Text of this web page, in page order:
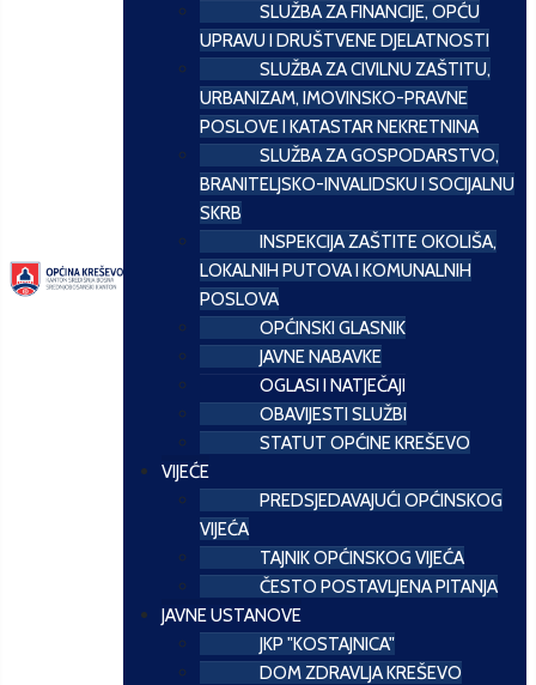
SLUŽBA ZA FINANCIJE, OPĆU
UPRAVU I DRUŠTVENE DJELATNOSTI
SLUŽBA ZA CIVILNU ZAŠTITU,
URBANIZAM, IMOVINSKO-PRAVNE
POSLOVE I KATASTAR NEKRETNINA
SLUŽBA ZA GOSPODARSTVO,
BRANITELJSKO-INVALIDSKU I SOCIJALNU
SKRB
INSPEKCIJA ZAŠTITE OKOLIŠA,
LOKALNIH PUTOVA I KOMUNALNIH
POSLOVA
OPĆINSKI GLASNIK
JAVNE NABAVKE
OGLASI I NATJEČAJI
OBAVIJESTI SLUŽBI
STATUT OPĆINE KREŠEVO
VIJEĆE
PREDSJEDAVAJUĆI OPĆINSKOG
VIJEĆA
TAJNIK OPĆINSKOG VIJEĆA
ČESTO POSTAVLJENA PITANJA
JAVNE USTANOVE
JKP "KOSTAJNICA"
DOM ZDRAVLJA KREŠEVO